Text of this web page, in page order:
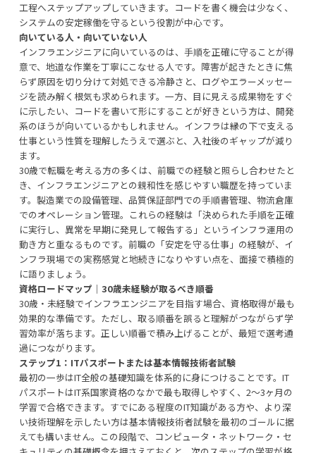
工程へステップアップしていきます。コードを書く機会は少なく、
システムの安定稼働を守るという役割が中心です。
向いている人・向いていない人
インフラエンジニアに向いているのは、手順を正確に守ることが得
意で、地道な作業を丁寧にこなせる人です。障害が起きたときに焦
らず原因を切り分けて対処できる冷静さと、ログやエラーメッセー
ジを読み解く根気も求められます。一方、目に見える成果物をすぐ
に示したい、コードを書いて形にすることが好きという方は、開発
系のほうが向いているかもしれません。インフラは縁の下で支える
仕事という性質を理解したうえで選ぶと、入社後のギャップが減り
ます。
30歳で転職を考える方の多くは、前職での経験と照らし合わせたと
き、インフラエンジニアとの親和性を感じやすい職歴を持っていま
す。製造業での設備管理、品質保証部門での手順書管理、物流倉庫
でのオペレーション管理。これらの経験は「決められた手順を正確
に実行し、異常を早期に発見して報告する」というインフラ運用の
動き方と重なるものです。前職の「安定を守る仕事」の経験が、イ
ンフラ現場での実務感覚と地続きになりやすい点を、面接で積極的
に語りましょう。
資格ロードマップ｜30歳未経験が取るべき順番
30歳・未経験でインフラエンジニアを目指す場合、資格取得が最も
効果的な準備です。ただし、取る順番を誤ると理解がつながらず学
習効率が落ちます。正しい順番で積み上げることが、最短で選考通
過につながります。
ステップ1：ITパスポートまたは基本情報技術者試験
最初の一歩はIT全般の基礎知識を体系的に身につけることです。IT
パスポートはIT系国家資格のなかで最も取得しやすく、2〜3ヶ月の
学習で合格できます。すでにある程度のIT知識がある方や、より深
い技術理解を示したい方は基本情報技術者試験を最初のゴールに据
えても構いません。この段階で、コンピュータ・ネットワーク・セ